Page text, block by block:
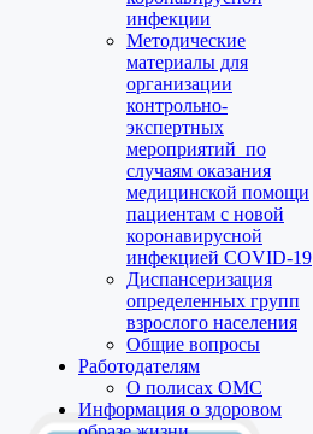
инфекции
Методические
материалы для
организации
контрольно-
экспертных
мероприятий по
случаям оказания
медицинской помощи
пациентам с новой
коронавирусной
инфекцией COVID-19
Диспансеризация
определенных групп
взрослого населения
Общие вопросы
Работодателям
О полисах ОМС
Информация о здоровом